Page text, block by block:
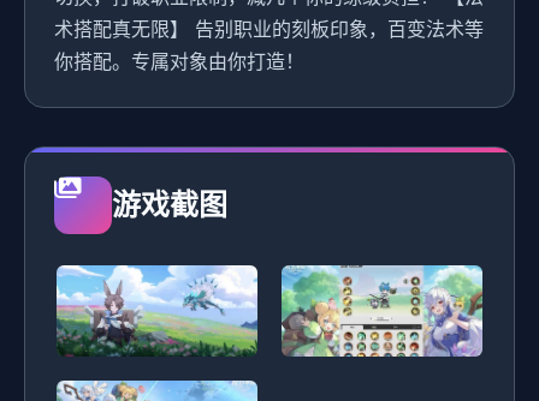
术搭配真无限】 告别职业的刻板印象，百变法术等
你搭配。专属对象由你打造！
游戏截图